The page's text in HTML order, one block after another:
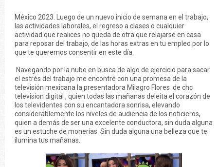
México 2023. Luego de un nuevo inicio de semana en el trabajo,
las actividades laborales, el regreso a clases o cualquier
actividad que realices no queda de otra que relajarse en casa
para reposar del trabajo, de las horas extras en tu empleo por lo
que te queremos consentir en este día.
Navegando por la nube en busca de algo de ejercicio para sacar
el estrés del trabajo me encontré con una promesa de la
televisión mexicana la presentadora Milagro Flores de chc
television digital , quien todas las mañanas deleita el corazón de
los televidentes con su encantadora sonrisa, elevando
considerablemente los niveles de audiencia de los noticieros,
quien a demás de ser una excelente conductora, sin duda alguna
es un estuche de monerías. Sin duda alguna una belleza que te
ilumina tus mañanas.